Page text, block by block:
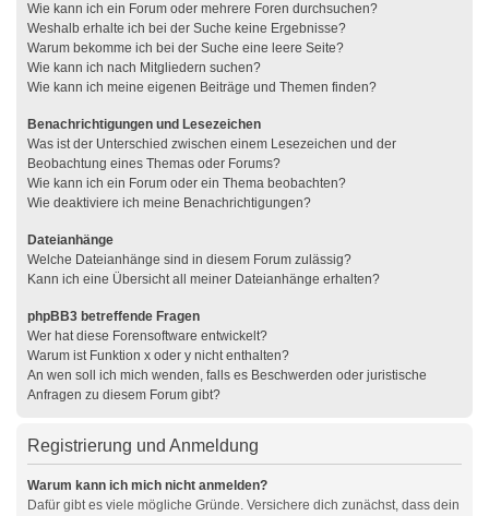
Wie kann ich ein Forum oder mehrere Foren durchsuchen?
Weshalb erhalte ich bei der Suche keine Ergebnisse?
Warum bekomme ich bei der Suche eine leere Seite?
Wie kann ich nach Mitgliedern suchen?
Wie kann ich meine eigenen Beiträge und Themen finden?
Benachrichtigungen und Lesezeichen
Was ist der Unterschied zwischen einem Lesezeichen und der
Beobachtung eines Themas oder Forums?
Wie kann ich ein Forum oder ein Thema beobachten?
Wie deaktiviere ich meine Benachrichtigungen?
Dateianhänge
Welche Dateianhänge sind in diesem Forum zulässig?
Kann ich eine Übersicht all meiner Dateianhänge erhalten?
phpBB3 betreffende Fragen
Wer hat diese Forensoftware entwickelt?
Warum ist Funktion x oder y nicht enthalten?
An wen soll ich mich wenden, falls es Beschwerden oder juristische
Anfragen zu diesem Forum gibt?
Registrierung und Anmeldung
Warum kann ich mich nicht anmelden?
Dafür gibt es viele mögliche Gründe. Versichere dich zunächst, dass dein